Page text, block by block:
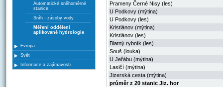
Automatické sněhoměrné
stanice
Sníh - zásoby vody
Měření oddělení
aplikované hydrologie
Evropa
Svět
Informace a zajímavosti
Prameny Černé Nisy (les)
U Podkovy (mýtina)
U Podkovy (les)
Kristiánov (mýtina)
Kristiánov (les)
Blatný rybník (les)
Souš (louka)
U Jeřábu (mýtina)
Lasičí (mýtina)
Jizerská cesta (mýtina)
průměr z 20 stanic Jiz. hor